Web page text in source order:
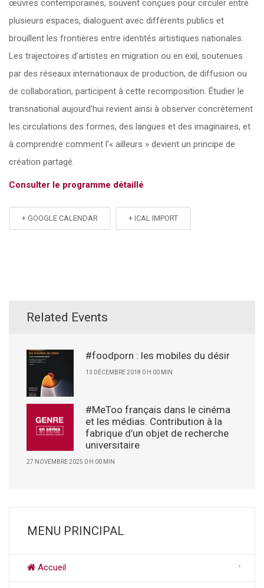
œuvres contemporaines, souvent conçues pour circuler entre
plusieurs espaces, dialoguent avec différents publics et
brouillent les frontières entre identités artistiques nationales.
Les trajectoires d’artistes en migration ou en exil, soutenues
par des réseaux internationaux de production, de diffusion ou
de collaboration, participent à cette recomposition. Étudier le
transnational aujourd’hui revient ainsi à observer concrètement
les circulations des formes, des langues et des imaginaires, et
à comprendre comment l’« ailleurs » devient un principe de
création partagé.
Consulter le programme détaillé
+ GOOGLE CALENDAR + ICAL IMPORT
Related Events
#foodporn : les mobiles du désir
13 DÉCEMBRE 2018 0 H 00 MIN
#MeToo français dans le cinéma
et les médias. Contribution à la
fabrique d’un objet de recherche
universitaire
27 NOVEMBRE 2025 0 H 00 MIN
MENU PRINCIPAL
Accueil